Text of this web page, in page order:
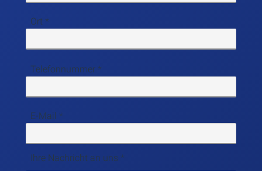
Ort
Telefonnummer
E-Mail
Ihre Nachricht an uns